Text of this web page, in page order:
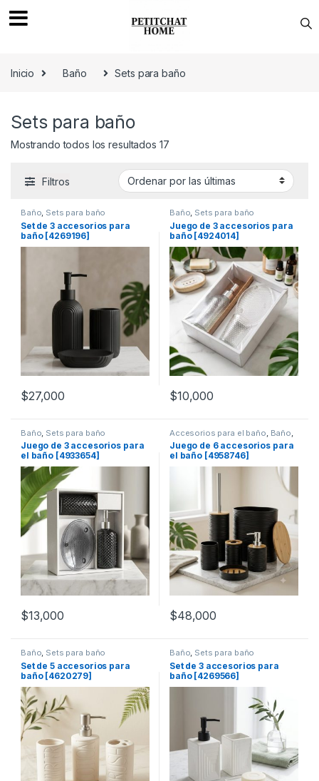
Inicio
Baño Sets para baño
Sets para baño
Mostrando todos los resultados 17
Filtros
Baño, Sets para baño
Set de 3 accesorios para
baño [4269196]
$27,000
Baño, Sets para baño
Juego de 3 accesorios para
baño [4924014]
$10,000
Baño Sets para baño
Juego de 3 accesorios para
el baño [4933654]
$13,000
Accesorios para el baño Baño
Sets para baño
Juego de 6 accesorios para
el baño [4958746]
$48,000
Baño, Sets para baño
Set de 5 accesorios para
baño [4620279]
Baño, Sets para baño
Set de 3 accesorios para
baño [4269566]